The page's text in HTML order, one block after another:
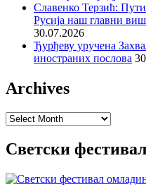
Славенко Терзић:
Русија наш главни
30.07.2026
Ђурђеву уручена
иностраних послова
Archives
Archives
Светски